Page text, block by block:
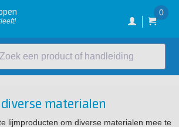
0
Zoek een product of handleiding
materialen
lijmproducten om diverse materialen mee te